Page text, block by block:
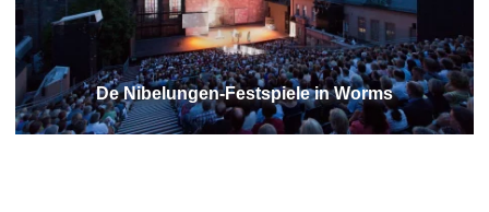
De Nibelungen-Festspiele in Worms